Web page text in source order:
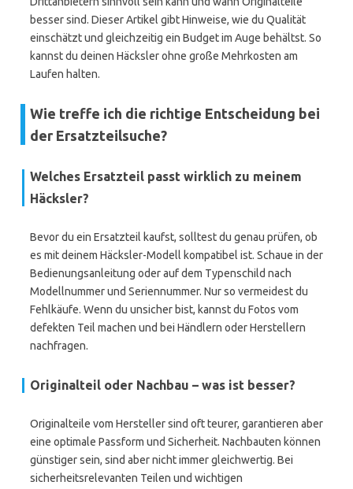
besser sind. Dieser Artikel gibt Hinweise, wie du Qualität
einschätzt und gleichzeitig ein Budget im Auge behältst. So
kannst du deinen Häcksler ohne große Mehrkosten am
Laufen halten.
Wie treffe ich die richtige Entscheidung bei
der Ersatzteilsuche?
Welches Ersatzteil passt wirklich zu meinem
Häcksler?
Bevor du ein Ersatzteil kaufst, solltest du genau prüfen, ob
es mit deinem Häcksler-Modell kompatibel ist. Schaue in der
Bedienungsanleitung oder auf dem Typenschild nach
Modellnummer und Seriennummer. Nur so vermeidest du
Fehlkäufe. Wenn du unsicher bist, kannst du Fotos vom
defekten Teil machen und bei Händlern oder Herstellern
nachfragen.
Originalteil oder Nachbau – was ist besser?
Originalteile vom Hersteller sind oft teurer, garantieren aber
eine optimale Passform und Sicherheit. Nachbauten können
günstiger sein, sind aber nicht immer gleichwertig. Bei
sicherheitsrelevanten Teilen und wichtigen